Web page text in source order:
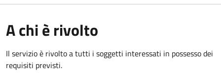
A chi è rivolto
Il servizio è rivolto a tutti i soggetti interessati in possesso dei
requisiti previsti.